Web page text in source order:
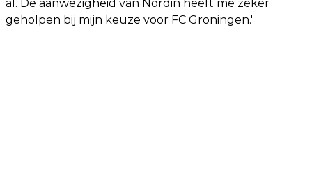
al. De aanwezigheid van Nordin heeft me zeker
geholpen bij mijn keuze voor FC Groningen.'